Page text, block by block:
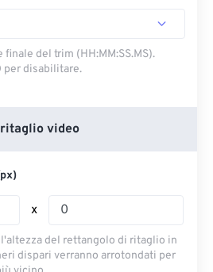
del trim (HH:MM:SS.MS).
per disabilitare.
video
x
del rettangolo di ritaglio in
dispari verranno arrotondati per